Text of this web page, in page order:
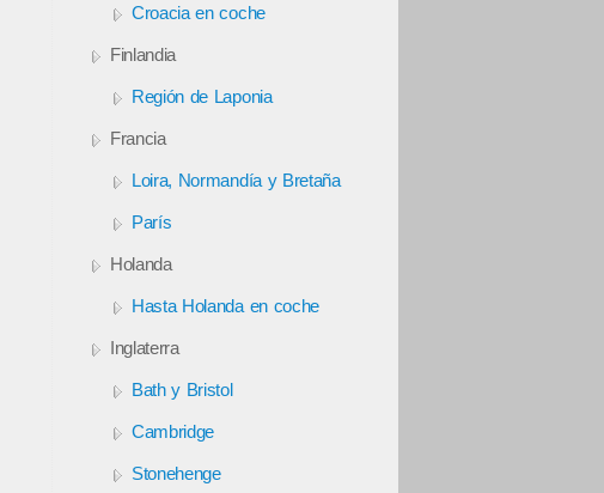
Croacia en coche
Finlandia
Región de Laponia
Francia
Loira, Normandía y Bretaña
París
Holanda
Hasta Holanda en coche
Inglaterra
Bath y Bristol
Cambridge
Stonehenge